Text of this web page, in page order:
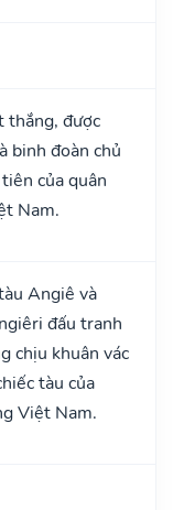
thắng, được
binh đoàn chủ
của quân
Nam.
Angiê và
đấu tranh
chịu khuân vác
tàu của
Việt Nam.